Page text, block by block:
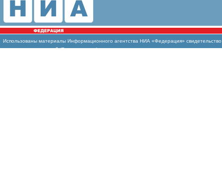
Использованы материалы Информационного агентства НИА «Федерация»
массовых коммуникаций (Роскомнадзор)